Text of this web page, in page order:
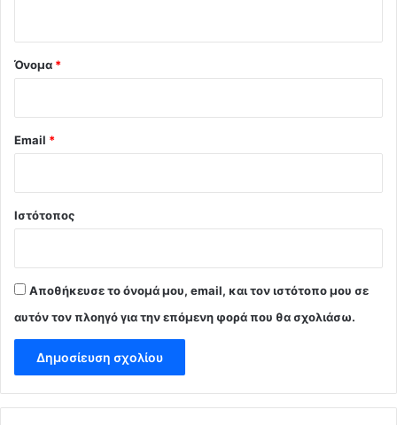
Όνομα *
Email *
Ιστότοπος
Αποθήκευσε το όνομά μου, email, και τον ιστότοπο μου σε
αυτόν τον πλοηγό για την επόμενη φορά που θα σχολιάσω.